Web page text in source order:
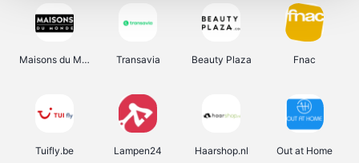
Maisons du Monde Transavia Beauty Plaza Fnac
Tuifly.be Lampen24 Haarshop.nl Out at Home